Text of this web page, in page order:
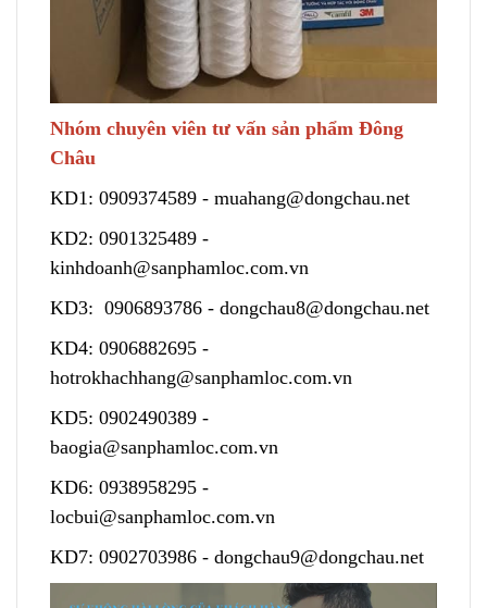
Nhóm chuyên viên tư vấn sản phẩm Đông
Châu
KD1: 0909374589 - muahang@dongchau.net
KD2: 0901325489 -
kinhdoanh@sanphamloc.com.vn
KD3: 0906893786 - dongchau8@dongchau.net
KD4: 0906882695 -
hotrokhachhang@sanphamloc.com.vn
KD5: 0902490389 -
baogia@sanphamloc.com.vn
KD6: 0938958295 -
locbui@sanphamloc.com.vn
KD7: 0902703986 - dongchau9@dongchau.net